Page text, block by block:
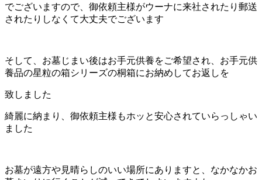
でございますので、御依頼主様がウーナに来社されたり郵送
されたりしなくて大丈夫でございます
そして、お墓じまい後はお手元供養をご希望され、お手元供
養品の星粒の箱シリーズの桐箱にお納めしてお返しを
致しました
綺麗に納まり、御依頼主様もホッと安心されていらっしゃい
ました
お墓が遠方や見晴らしのいい場所にありますと、なかなかお